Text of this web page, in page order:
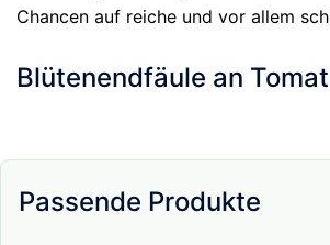
Chancen auf reiche und vor allem
Blütenendfäule an
Passende Produkte